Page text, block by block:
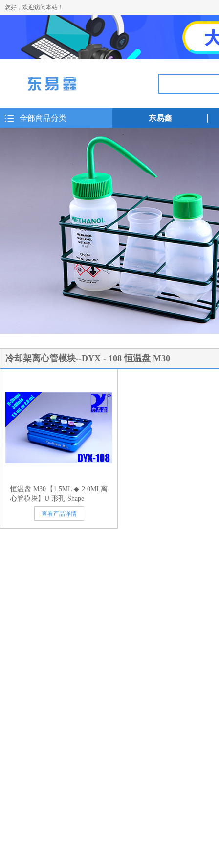
您好，欢迎访问本站！
全部商品分类 东易鑫
冷却架离心管模块--DYX - 108 恒温盘 M30
恒温盘 M30【1.5ML ◆ 2.0ML离
心管模块】U 形孔-Shape
查看产品详情